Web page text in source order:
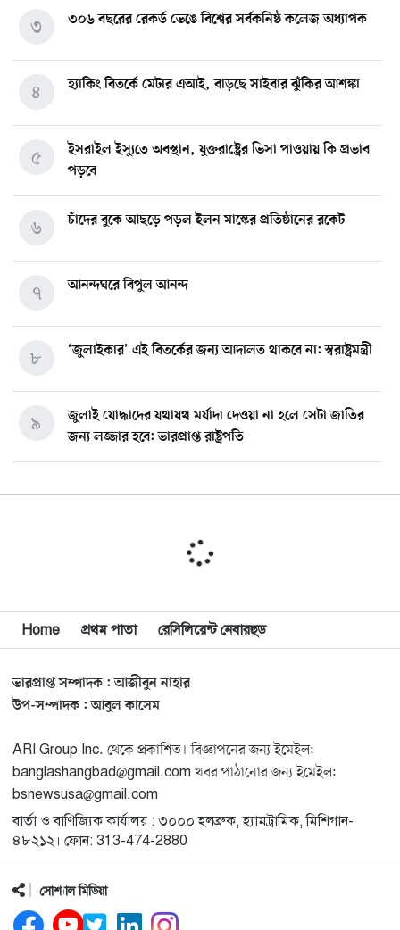
৩০৬ বছরের রেকর্ড ভেঙে বিশ্বের সর্বকনিষ্ঠ কলেজ অধ্যাপক
৩
হ্যাকিং বিতর্কে মেটার এআই, বাড়ছে সাইবার ঝুঁকির আশঙ্কা
৪
ইসরাইল ইস্যুতে অবস্থান, যুক্তরাষ্ট্রের ভিসা পাওয়ায় কি প্রভাব
পড়বে
৫
চাঁদের বুকে আছড়ে পড়ল ইলন মাস্কের প্রতিষ্ঠানের রকেট
৬
আনন্দঘরে বিপুল আনন্দ
৭
‘জুলাইকার’ এই বিতর্কের জন্য আদালত থাকবে না: স্বরাষ্ট্রমন্ত্রী
৮
জুলাই যোদ্ধাদের যথাযথ মর্যাদা দেওয়া না হলে সেটা জাতির
জন্য লজ্জার হবে: ভারপ্রাপ্ত রাষ্ট্রপতি
৯
১০
মিশিগানে দক্ষিণ সুরমা ওয়েলফেয়ার অ্যাসোসিয়েশনের
বিশ্বজুড়ে কূটনৈতিক পুনর্বিন্যাস, ৫ অঞ্চলে মিশন বন্ধ করছে
যুক্তরাষ্ট্র
১২
মিশিগানে ফ্রেন্ডস এন্ড ফ্যামিলির বনভোজনে প্রাণের উচ্ছ্বাস
১৩
মিশিগানে ডেমোক্র্যাটদের প্রাইমারিতে আল-সাইয়েদকে হারাতে
কেন এত মরিয়া ইসারায়েলি লবি এআইপ্যাক
১৪
মুনা দাওয়াহ কনফারেন্স ২০২৬ সম্পর্কে প্রেস ব্রিফিং
১৫
শেখ হাসিনার সঙ্গে সংবাদ সম্মেলনে থাকছেন সাকিব আল
হাসান
১৬
Home প্রথম পাতা রেসিলিয়েন্ট নেবারহুড
ভারপ্রাপ্ত সম্পাদক : আজীবুন নাহার
উপ-সম্পাদক : আবুল কাসেম
ARI Group Inc. থেকে প্রকাশিত। বিজ্ঞাপনের জন্য ইমেইল:
banglashangbad@gmail.com খবর পাঠানোর জন্য ইমেইল:
bsnewsusa@gmail.com
বার্তা ও বাণিজ্যিক কার্যালয় : ৩০০০ হলব্রুক, হ্যামট্রামিক, মিশিগান-
৪৮২১২। ফোন: 313-474-2880
সোশ্যাল মিডিয়া